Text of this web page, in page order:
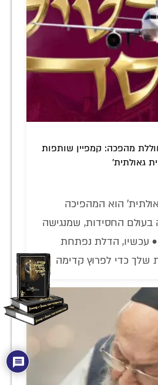
מהפכה: קמפיין שותפות
גאולתית'
הוא המהפיכה
בעולם החסידות, שמנגישה
עכשיו, הדלת נפתחת
שלך כדי לפרוץ קדימה